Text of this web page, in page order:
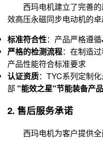
西玛电机建立了完善
效高压永磁同步电动机的卓
标准符合性：产品严格遵循
严格的检测流程：在制造
产品性能符合标准要求
认证资质：TYC系列定制
部 "能效之星"节能装备产
2. 售后服务承诺
西玛电机为客户提供全